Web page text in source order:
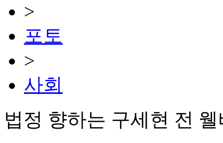
>
포토
>
사회
법정 향하는 구세현 전